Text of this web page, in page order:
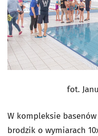
fot.
W kompleksie
brodzik o wymiarach